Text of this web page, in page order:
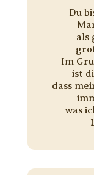
Du
als
Im
ist
dass
was